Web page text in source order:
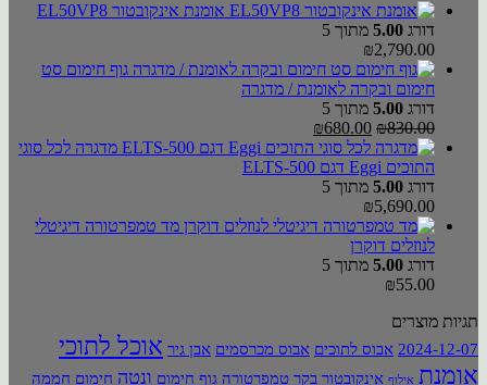
אומנת אינקובטור EL50VP8
דורג 5.00 מתוך 5
₪2,790.00
גוף חימום סט
חימום ובקרה לאומנת / מדגרה
דורג 5.00 מתוך 5
₪830.00
המחיר
המקורי
היה:
₪830.00.
₪680.00
הנוכחי
הוא:
מדגרה לכל סוגי
התוכים Eggi דגם ELTS-500
דורג 5.00 מתוך 5
₪5,690.00
מד טמפרטורה דיגיטלי
לנוזלים דוקרן
דורג 5.00 מתוך 5
₪55.00
תגיות מוצרים
2024-12-07 אבוס לתוכים אבוס מכרסמים אבן גיר אוכל לתוכי
אומנת אילוף אינקובטור בקר טמפרטורה גוף חימום ונטה חימום חממה